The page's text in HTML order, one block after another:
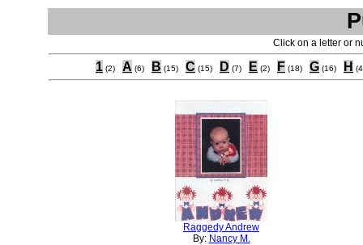
Click on a letter or
1 (2) A (6) B (15) C (15) D (7) E (2) F (18) G (16) H
Raggedy Andrew
By: Nancy M.